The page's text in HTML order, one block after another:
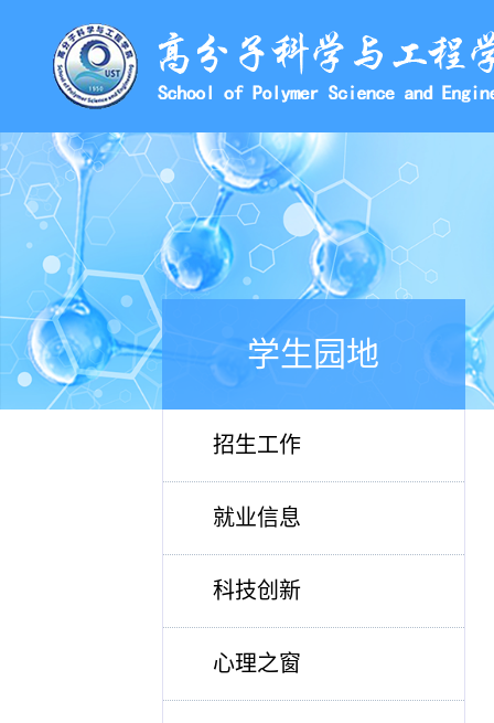
学生园地
招生工作
就业信息
科技创新
心理之窗